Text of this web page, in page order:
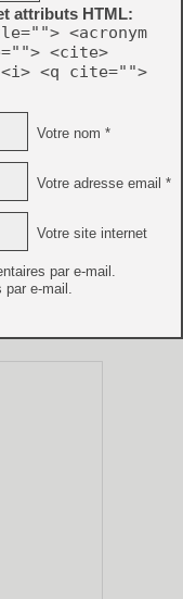
attributs HTML:
<acronym
<cite>
<i> <q cite="">
Votre nom *
Votre adresse email *
Votre site internet
par e-mail.
par e-mail.